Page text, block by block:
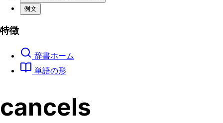
例文
特徴
辞書ホーム
単語の形
cancels